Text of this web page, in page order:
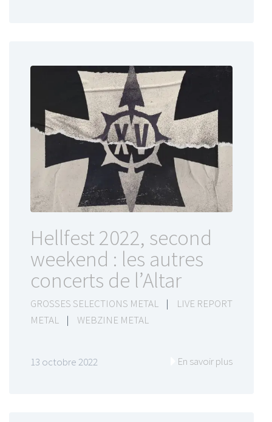
Hellfest 2022, second
weekend : les autres
concerts de l’Altar
GROSSES SELECTIONS METAL |
LIVE REPORT
METAL
| WEBZINE METAL
13 octobre 2022 En savoir plus